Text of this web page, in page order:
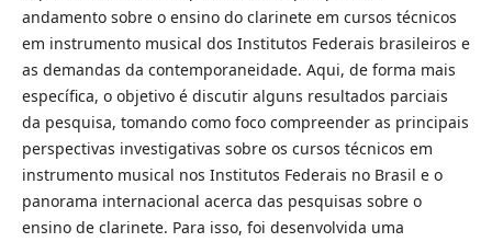
andamento sobre o ensino do clarinete em cursos técnicos
em instrumento musical dos Institutos Federais brasileiros e
as demandas da contemporaneidade. Aqui, de forma mais
específica, o objetivo é discutir alguns resultados parciais
da pesquisa, tomando como foco compreender as principais
perspectivas investigativas sobre os cursos técnicos em
instrumento musical nos Institutos Federais no Brasil e o
panorama internacional acerca das pesquisas sobre o
ensino de clarinete. Para isso, foi desenvolvida uma